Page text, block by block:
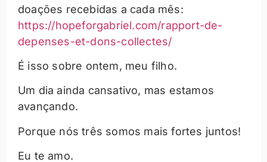
doações recebidas a cada mês:
https://hopeforgabriel.com/rapport-de-
depenses-et-dons-collectes/
É isso sobre ontem, meu filho.
Um dia ainda cansativo, mas estamos
avançando.
Porque nós três somos mais fortes juntos!
Eu te amo.